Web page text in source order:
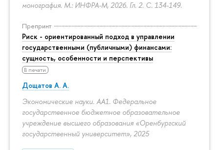
монография. М.: ИНФРА-М, 2026. Гл. 2. С. 134-149.
Препринт
Риск - ориентированный подход в управлении
государственными (публичными) финансами:
сущность, особенности и перспективы
В печати
Дощатов А. А.
Экономические науки. АА1. Федеральное
государственное бюджетное образовательное
учреждение высшего образования «Оренбургский
государственный университет», 2025